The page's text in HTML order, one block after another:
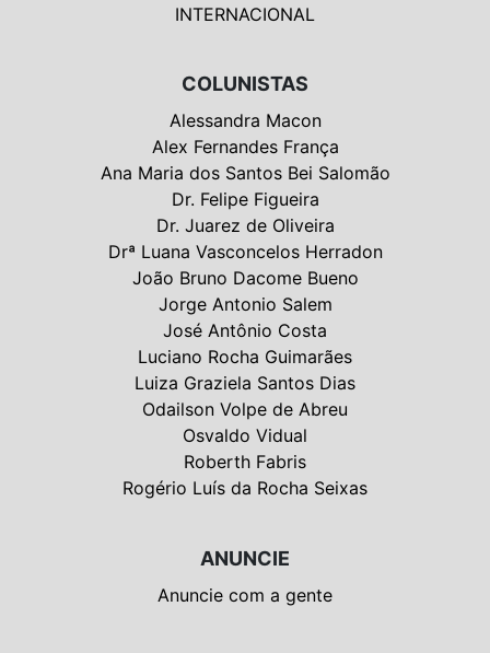
INTERNACIONAL
COLUNISTAS
Alessandra Macon
Alex Fernandes França
Ana Maria dos Santos Bei Salomão
Dr. Felipe Figueira
Dr. Juarez de Oliveira
Drª Luana Vasconcelos Herradon
João Bruno Dacome Bueno
Jorge Antonio Salem
José Antônio Costa
Luciano Rocha Guimarães
Luiza Graziela Santos Dias
Odailson Volpe de Abreu
Osvaldo Vidual
Roberth Fabris
Rogério Luís da Rocha Seixas
ANUNCIE
Anuncie com a gente